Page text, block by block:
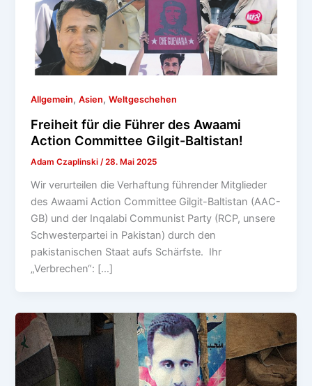
Allgemein,Asien,Weltgeschehen
Freiheit für die Führer des Awaami
Action Committee Gilgit-Baltistan!
Adam Czaplinski /28. Mai 2025
Wir verurteilen die Verhaftung führender Mitglieder
des Awaami Action Committee Gilgit-Baltistan (AAC-
GB) und der Inqalabi Communist Party (RCP, unsere
Schwesterpartei in Pakistan) durch den
pakistanischen Staat aufs Schärfste. Ihr
„Verbrechen“: […]